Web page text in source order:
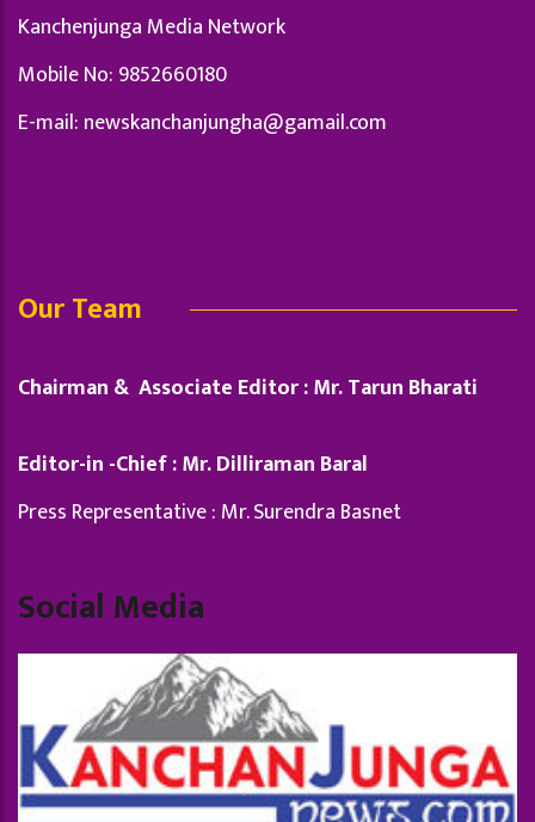
Kanchenjunga Media Network
Mobile No: 9852660180
E-mail: newskanchanjungha@gamail.com
Our Team
Chairman & Associate Editor : Mr. Tarun Bharati
Editor-in -Chief : Mr. Dilliraman Baral
Press Representative : Mr. Surendra Basnet
Social Media